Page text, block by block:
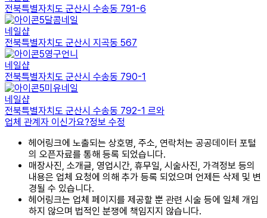
전북특별자치도 군산시 수송동 791-6
달콤네일
네일샵
전북특별자치도 군산시 지곡동 567
영구언니
네일샵
전북특별자치도 군산시 수송동 790-1
미유네일
네일샵
전북특별자치도 군산시 수송동 792-1 르와
업체 관계자 이신가요?정보 수정
헤어링크에 노출되는 상호명, 주소, 연락처는 공공데이터 포털
의 오픈자료를 통해 등록 되었습니다.
매장사진, 소개글, 영업시간, 휴무일, 시술사진, 가격정보 등의
내용은 업체 요청에 의해 추가 등록 되었으며 언제든 삭제 및 변
경될 수 있습니다.
헤어링크는 업체 페이지를 제공할 뿐 관련 시술 등에 일체 개입
하지 않으며 법적인 분쟁에 책임지지 않습니다.